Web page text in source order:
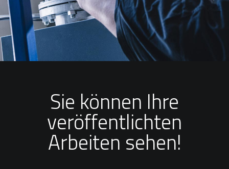
Sie können Ihre
veröffentlichten
Arbeiten sehen!